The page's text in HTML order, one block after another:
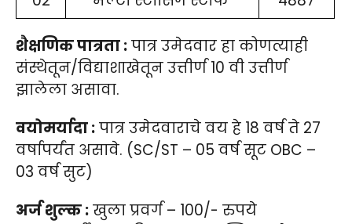
शैक्षणिक पात्रता :पात्र उमेदवार हा कोणत्याही
संस्थेतून/विद्याशाखेतून उत्तीर्ण 10 वी उत्तीर्ण
झालेला असावा.
वयोमर्यादा :पात्र उमेदवाराचे वय हे 18 वर्ष ते 27
वर्षापर्यंत असावे. (SC/ST – 05 वर्ष सूट OBC –
03 वर्ष सुट)
अर्ज शुल्क :खुला प्रवर्ग – 100/- रुपये